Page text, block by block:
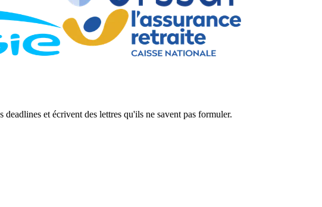
et écrivent des lettres qu'ils ne savent pas formuler.